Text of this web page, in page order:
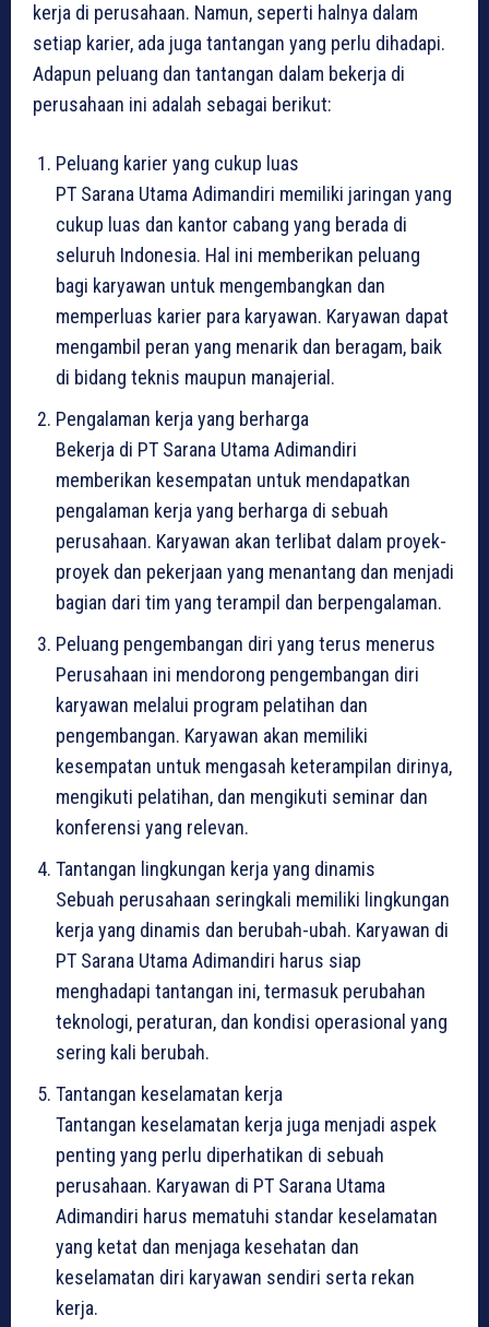
kerja di perusahaan. Namun, seperti halnya dalam
setiap karier, ada juga tantangan yang perlu dihadapi.
Adapun peluang dan tantangan dalam bekerja di
perusahaan ini adalah sebagai berikut:
Peluang karier yang cukup luas
PT Sarana Utama Adimandiri memiliki jaringan yang
cukup luas dan kantor cabang yang berada di
seluruh Indonesia. Hal ini memberikan peluang
bagi karyawan untuk mengembangkan dan
memperluas karier para karyawan. Karyawan dapat
mengambil peran yang menarik dan beragam, baik
di bidang teknis maupun manajerial.
Pengalaman kerja yang berharga
Bekerja di PT Sarana Utama Adimandiri
memberikan kesempatan untuk mendapatkan
pengalaman kerja yang berharga di sebuah
perusahaan. Karyawan akan terlibat dalam proyek-
proyek dan pekerjaan yang menantang dan menjadi
bagian dari tim yang terampil dan berpengalaman.
Peluang pengembangan diri yang terus menerus
Perusahaan ini mendorong pengembangan diri
karyawan melalui program pelatihan dan
pengembangan. Karyawan akan memiliki
kesempatan untuk mengasah keterampilan dirinya,
mengikuti pelatihan, dan mengikuti seminar dan
konferensi yang relevan.
Tantangan lingkungan kerja yang dinamis
Sebuah perusahaan seringkali memiliki lingkungan
kerja yang dinamis dan berubah-ubah. Karyawan di
PT Sarana Utama Adimandiri harus siap
menghadapi tantangan ini, termasuk perubahan
teknologi, peraturan, dan kondisi operasional yang
sering kali berubah.
Tantangan keselamatan kerja
Tantangan keselamatan kerja juga menjadi aspek
penting yang perlu diperhatikan di sebuah
perusahaan. Karyawan di PT Sarana Utama
Adimandiri harus mematuhi standar keselamatan
yang ketat dan menjaga kesehatan dan
keselamatan diri karyawan sendiri serta rekan
kerja.